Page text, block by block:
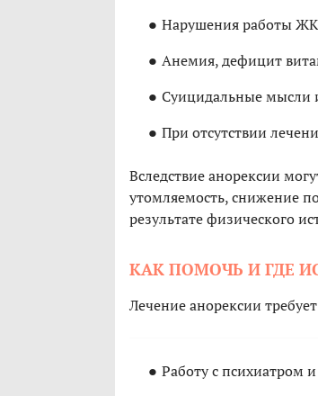
Нарушения работы
Анемия, дефицит
Суицидальные мысли
При отсутствии
Вследствие анорексии
утомляемость, снижение
результате физического
КАК ПОМОЧЬ И ГДЕ
Лечение анорексии
Работу с психиатром